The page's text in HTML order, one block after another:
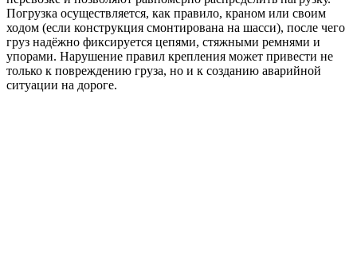
Погрузка осуществляется, как правило, краном или своим
ходом (если конструкция смонтирована на шасси), после чего
груз надёжно фиксируется цепями, стяжными ремнями и
упорами. Нарушение правил крепления может привести не
только к повреждению груза, но и к созданию аварийной
ситуации на дороге.